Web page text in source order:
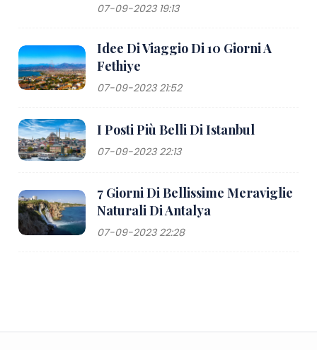
07-09-2023 19:13
Idee Di Viaggio Di 10 Giorni A
Fethiye
07-09-2023 21:52
I Posti Più Belli Di Istanbul
07-09-2023 22:13
7 Giorni Di Bellissime Meraviglie
Naturali Di Antalya
07-09-2023 22:28